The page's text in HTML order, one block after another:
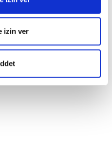
izin ver
Sanatseverler İle
Davet Geleneği